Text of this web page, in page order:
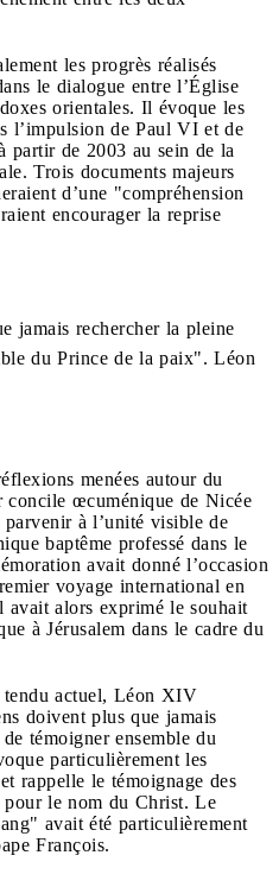
les progrès réalisés
le dialogue entre l’Église
orientales. Il évoque les
l’impulsion de Paul VI et de
partir de 2003 au sein de la
Trois documents majeurs
d’une "compréhension
encourager la reprise
jamais rechercher la pleine
du Prince de la paix". Léon
menées autour du
concile œcuménique de Nicée
à l’unité visible de
baptême professé dans le
avait donné l’occasion
voyage international en
alors exprimé le souhait
à Jérusalem dans le cadre du
tendu actuel, Léon XIV
doivent plus que jamais
témoigner ensemble du
particulièrement les
rappelle le témoignage des
le nom du Christ. Le
avait été particulièrement
François.